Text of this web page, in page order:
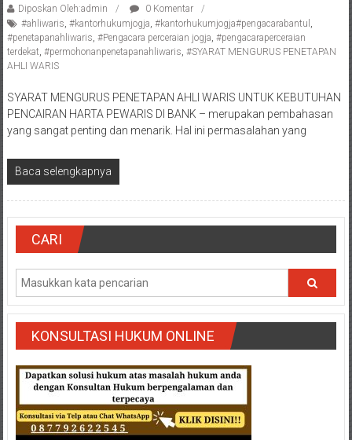
Batu/
Blitar/Surabaya/Palembang/
Bekasi/Jakarta
selatan/
Utara/
Jakarta
Pusat/
Karawang/
Lampung
Barat/
Lampung
Timur/Lampung/
Jambi/
Bengkulu/
Medan/
Aceh/
Damasyaraya/
Solok/
Padang
Selatan/Padang
barat/
Padang
Diposkan Oleh:admin
0 Komentar
#ahliwaris, #kantorhukumjogja, #kantorhukumjogja#pengacarabantul ,
#penetapanahliwaris, #Pengacara perceraian jogja, #pengacaraperceraian
terdekat, #permohonanpenetapanahliwaris, #SYARAT MENGURUS PENETAPAN
AHLI WARIS
SYARAT MENGURUS PENETAPAN AHLI WARIS UNTUK KEBUTUHAN
PENCAIRAN HARTA PEWARIS DI BANK – merupakan pembahasan
yang sangat penting dan menarik. Hal ini permasalahan yang
Baca selengkapnya
CARI
KONSULTASI HUKUM ONLINE